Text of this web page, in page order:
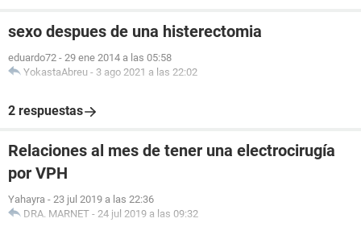
sexo despues de una histerectomia
eduardo72 - 29 ene 2014 a las 05:58
YokastaAbreu - 3 ago 2021 a las 22:02
2 respuestas
Relaciones al mes de tener una electrocirugía
por VPH
Yahayra - 23 jul 2019 a las 22:36
DRA. MARNET - 24 jul 2019 a las 09:32